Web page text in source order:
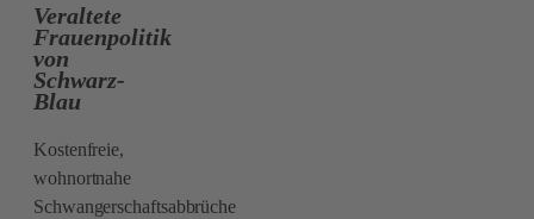
Veraltete
Frauenpolitik
von
Schwarz-
Blau
Kostenfreie,
wohnortnahe
Schwangerschaftsabbrüche